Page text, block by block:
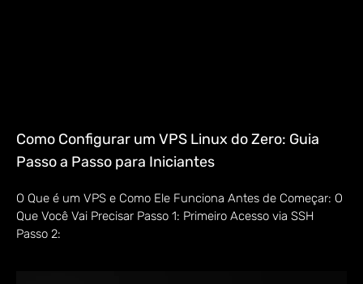
Como Configurar um VPS Linux do Zero: Guia
Passo a Passo para Iniciantes
O Que é um VPS e Como Ele Funciona Antes de Começar: O
Que Você Vai Precisar Passo 1: Primeiro Acesso via SSH
Passo 2: